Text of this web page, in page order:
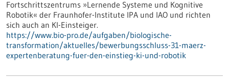
Fortschrittszentrums »Lernende Systeme und Kognitive
Robotik« der Fraunhofer-Institute IPA und IAO und richten
sich auch an KI-Einsteiger.
https://www.bio-pro.de/aufgaben/biologische-
transformation/aktuelles/bewerbungsschluss-31-maerz-
expertenberatung-fuer-den-einstieg-ki-und-robotik